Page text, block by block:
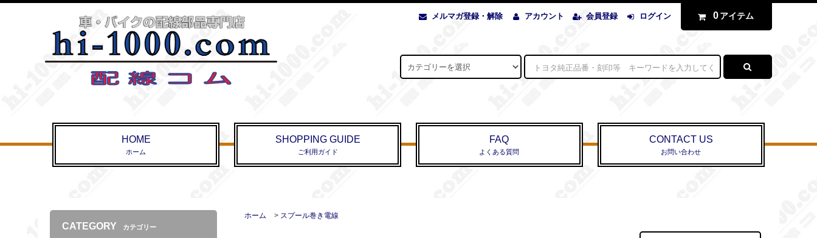
メルマガ登録・解除 アカウント 会員登録 ログイン 0 アイテム
HOME
ホーム
SHOPPING GUIDE
ご利用ガイド
FAQ
よくある質問
CONTACT US
お問い合わせ
ホーム > スプール巻き電線
CATEGORY カテゴリー